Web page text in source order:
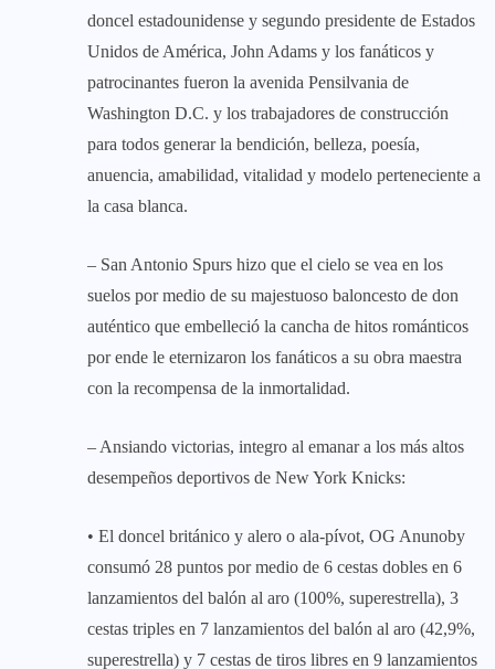
doncel estadounidense y segundo presidente de Estados
Unidos de América, John Adams y los fanáticos y
patrocinantes fueron la avenida Pensilvania de
Washington D.C. y los trabajadores de construcción
para todos generar la bendición, belleza, poesía,
anuencia, amabilidad, vitalidad y modelo perteneciente a
la casa blanca.
– San Antonio Spurs hizo que el cielo se vea en los
suelos por medio de su majestuoso baloncesto de don
auténtico que embelleció la cancha de hitos románticos
por ende le eternizaron los fanáticos a su obra maestra
con la recompensa de la inmortalidad.
– Ansiando victorias, integro al emanar a los más altos
desempeños deportivos de New York Knicks:
• El doncel británico y alero o ala-pívot, OG Anunoby
consumó 28 puntos por medio de 6 cestas dobles en 6
lanzamientos del balón al aro (100%, superestrella), 3
cestas triples en 7 lanzamientos del balón al aro (42,9%,
superestrella) y 7 cestas de tiros libres en 9 lanzamientos